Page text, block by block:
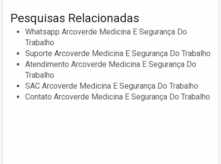
Pesquisas Relacionadas
Whatsapp Arcoverde Medicina E Segurança Do
Trabalho
Suporte Arcoverde Medicina E Segurança Do Trabalho
Atendimento Arcoverde Medicina E Segurança Do
Trabalho
SAC Arcoverde Medicina E Segurança Do Trabalho
Contato Arcoverde Medicina E Segurança Do Trabalho